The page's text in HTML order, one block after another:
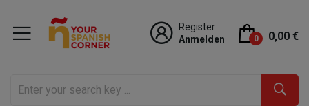
Register
Anmelden
0 0,00 €